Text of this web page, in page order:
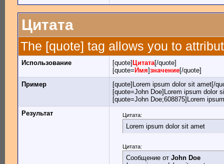
Цитата
The [quote] tag allows you to
Использование [quote] Цитата[/quote]
[quote= Имя]значение[/quote]
Пример
[quote]Lorem ipsum dolor sit amet[/
[quote=John Doe]Lorem ipsum dolor
[quote=John Doe;608875]Lorem
Результат
Цитата:
Lorem ipsum dolor sit amet
Цитата:
Сообщение от John Doe